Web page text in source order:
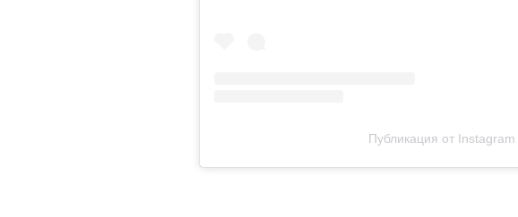
Публикация от Instagram